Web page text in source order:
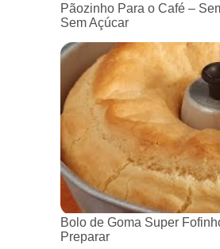
Pãozinho Para o Café –
Sem Açúcar
Bolo de Goma Super
Preparar